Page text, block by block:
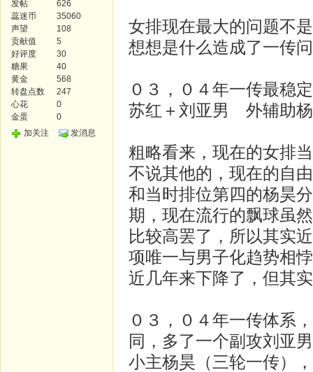
发帖
626
蕊迷币
35060
声望
108
贡献值
5
好评度
30
糖果
40
黄金
568
转盘点数
247
心花
0
金蛋
0
加关注
发消息
女排现在最大的问题不
想想是什么造成了一传
０３，０４年一传最稳
苏红＋刘亚男 外辅助
粗略看来，现在的女排
不说其他的，现在的自
和当时排位第四的杨昊
期，现在流行的飘球虽
比较高罢了，所以其实
项唯一与男子化趋势相
近几年来下降了，但其
０３，０４年一传体系
同，多了一个副攻刘亚
小主杨昊（三轮一传）